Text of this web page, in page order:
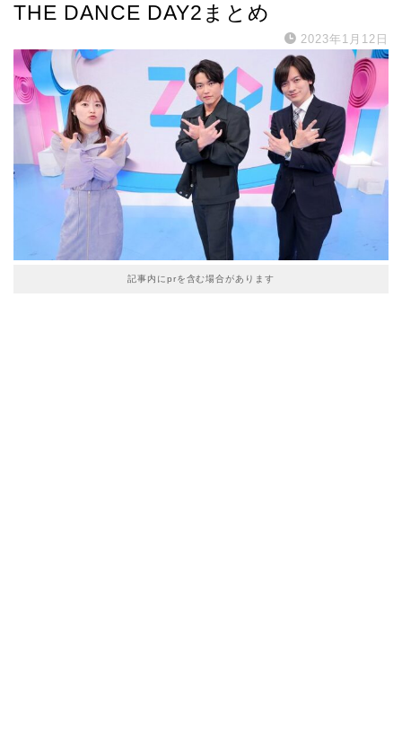
THE DANCE DAY2まとめ
2023年1月12日
記事内にprを含む場合があります